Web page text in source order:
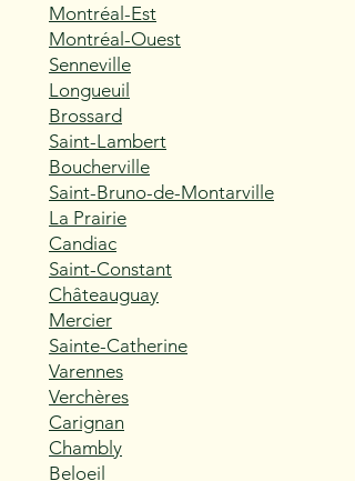
Montréal-Est
Montréal-Ouest
Senneville
Longueuil
Brossard
Saint-Lambert
Boucherville
Saint-Bruno-de-Montarville
La Prairie
Candiac
Saint-Constant
Châteauguay
Mercier
Sainte-Catherine
Varennes
Verchères
Carignan
Chambly
Beloeil